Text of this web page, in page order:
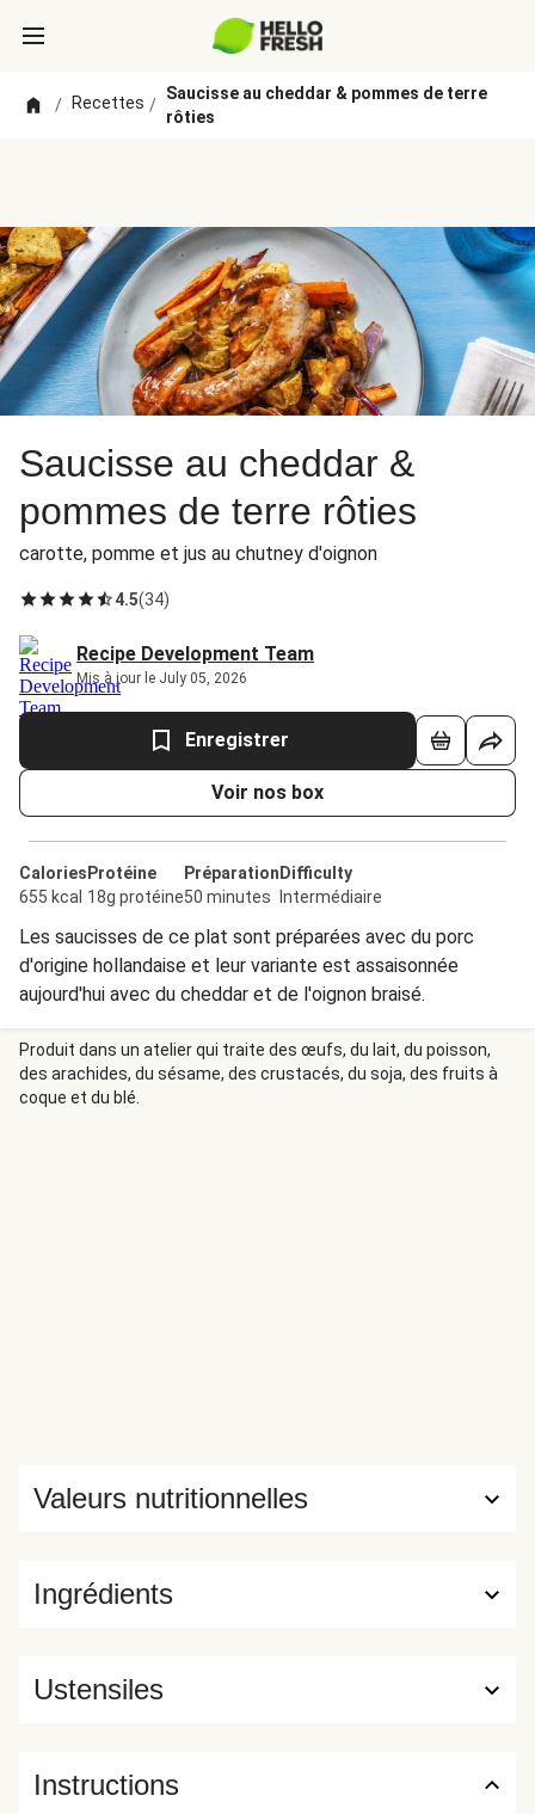
/ Recettes /
Saucisse au cheddar & pommes de terre
rôties
Saucisse au cheddar &
pommes de terre rôties
carotte, pomme et jus au chutney d'oignon
4.5(34)
Recipe Development Team
Mis à jour le July 05, 2026
Enregistrer
Voir nos box
Calories
655 kcal
Protéine
18g protéine
Préparation
50 minutes
Difficulty
Intermédiaire
Les saucisses de ce plat sont préparées avec du porc
d'origine hollandaise et leur variante est assaisonnée
aujourd'hui avec du cheddar et de l'oignon braisé.
Produit dans un atelier qui traite des œufs, du lait, du poisson,
des arachides, du sésame, des crustacés, du soja, des fruits à
coque et du blé.
Ingrédients
Valeurs nutritionnelles
Ustensiles
Instructions